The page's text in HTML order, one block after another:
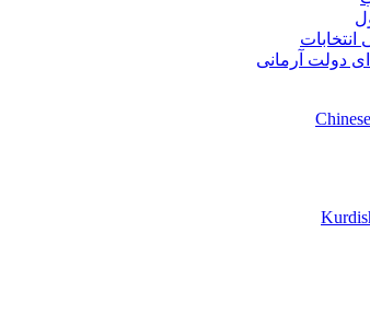
دولت آرمانی